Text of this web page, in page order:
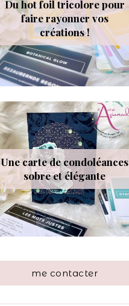
Du hot foil tricolore pour
faire rayonner vos
créations !
Une carte de condoléances
sobre et élégante
me contacter